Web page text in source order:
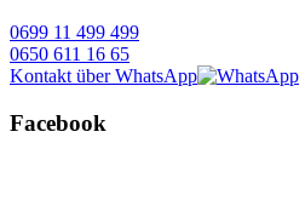
0699 11 499 499
0650 611 16 65
Kontakt über WhatsApp
Facebook